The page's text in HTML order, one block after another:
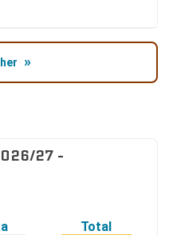
27 -
Total